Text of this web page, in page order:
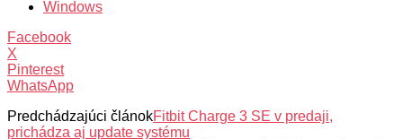
Windows
Facebook
X
Pinterest
WhatsApp
Predchádzajúci článokFitbit Charge 3 SE v predaji,
prichádza aj update systému